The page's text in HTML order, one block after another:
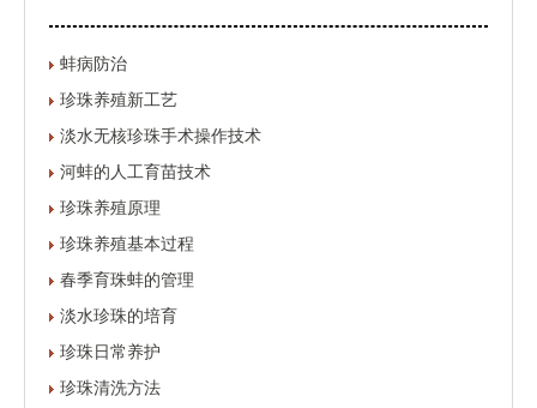
蚌病防治
珍珠养殖新工艺
淡水无核珍珠手术操作技术
河蚌的人工育苗技术
珍珠养殖原理
珍珠养殖基本过程
春季育珠蚌的管理
淡水珍珠的培育
珍珠日常养护
珍珠清洗方法